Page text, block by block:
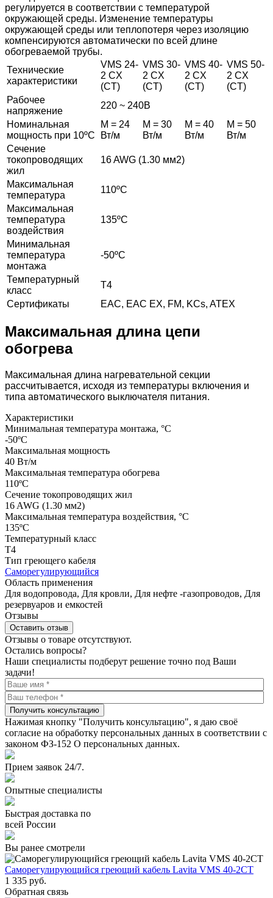
регулируется в соответствии с температурой
окружающей среды. Изменение температуры
окружающей среды или теплопотеря через изоляцию
компенсируются автоматически по всей длине
обогреваемой трубы.
Технические
характеристики
VMS 24-
2 CX
(CT)
VMS 30-
2 CX
(CT)
VMS 40-
2 CX
(CT)
VMS 50-
2 CX
(CT)
Рабочее
напряжение
220 ~ 240В
Номинальная
мощность при 10ºС
М = 24
Вт/м
М = 30
Вт/м
М = 40
Вт/м
М = 50
Вт/м
Сечение
токопроводящих
жил
16 AWG (1.30 мм2)
Максимальная
температура
110ºС
Максимальная
температура
воздействия
135ºС
Минимальная
температура
монтажа
-50ºС
Температурный
класс
Т4
Сертификаты
EAC, EAC EX, FM, KCs, ATEX
Максимальная длина цепи
обогрева
Максимальная длина нагревательной секции
рассчитывается, исходя из температуры включения и
типа автоматического выключателя питания.
Характеристики
Минимальная температура монтажа, °С
-50ºС
Максимальная мощность
40 Вт/м
Максимальная температура обогрева
110ºС
Сечение токопроводящих жил
16 AWG (1.30 мм2)
Максимальная температура воздействия, °C
135ºС
Температурный класс
Т4
Тип греющего кабеля
Саморегулирующийся
Область применения
Для водопровода, Для кровли, Для нефте -газопроводов, Для
резервуаров и емкостей
Отзывы
Оставить отзыв
Отзывы о товаре отсутствуют.
Остались вопросы?
Наши специалисты подберут решение точно под Ваши
задачи!
Получить консультацию
Нажимая кнопку "Получить консультацию", я даю своё
согласие на обработку персональных данных в соответствии с
законом ФЗ-152 О персональных данных.
Прием заявок 24/7.
Опытные специалисты
Быстрая доставка по
всей России
Вы ранее смотрели
Саморегулирующийся греющий кабель Lavita VMS 40-2CT
1 335 руб.
Обратная связь